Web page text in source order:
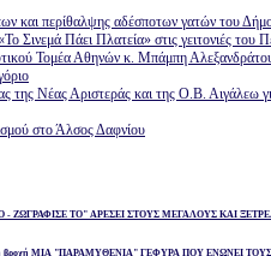
και περίθαλψης αδέσποτων γατών του
Σινεμά Πάει Πλατεία» στις γειτονιές του
Τομέα Αθηνών κ. Μπάμπη
της Νέας Αριστεράς και της Ο.Β. Αιγάλεω
στο Άλσος Δαφνίου
ΖΩΓΡΑΦΙΣΕ ΤΟ" ΑΡΕΣΕΙ ΣΤΟΥΣ ΜΕΓΑΛΟΥΣ ΚΑΙ
βροχή ΜΙΑ "ΠΑΡΑΜΥΘΕΝΙΑ" ΓΕΦΥΡΑ ΠΟΥ ΕΝΩΝΕΙ